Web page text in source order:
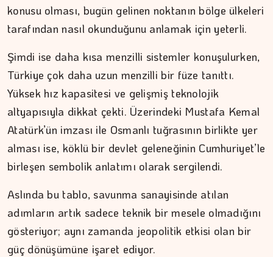
konusu olması, bugün gelinen noktanın bölge ülkeleri
tarafından nasıl okunduğunu anlamak için yeterli.
Şimdi ise daha kısa menzilli sistemler konuşulurken,
Türkiye çok daha uzun menzilli bir füze tanıttı.
Yüksek hız kapasitesi ve gelişmiş teknolojik
altyapısıyla dikkat çekti. Üzerindeki Mustafa Kemal
Atatürk’ün imzası ile Osmanlı tuğrasının birlikte yer
alması ise, köklü bir devlet geleneğinin Cumhuriyet’le
birleşen sembolik anlatımı olarak sergilendi.
Aslında bu tablo, savunma sanayisinde atılan
adımların artık sadece teknik bir mesele olmadığını
gösteriyor; aynı zamanda jeopolitik etkisi olan bir
güç dönüşümüne işaret ediyor.
Kitap kafenin rafları arasında…